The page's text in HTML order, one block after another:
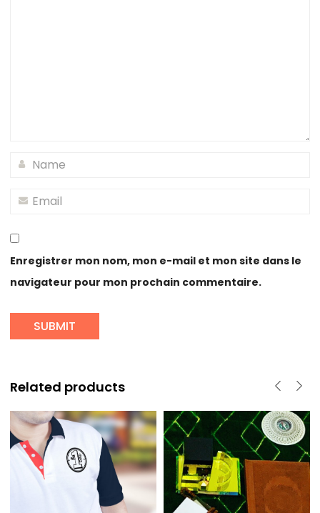
Enregistrer mon nom, mon e-mail et mon site dans le
navigateur pour mon prochain commentaire.
Related products